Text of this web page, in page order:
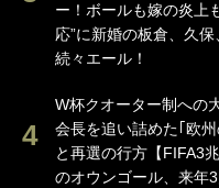
ー！ボールも嫁の炎上
応”に新婚の板倉、久
続々エール！
W杯クオーター制への
会長を追い詰めた｢欧
と再選の行方【FIFA3
のオウンゴール、来年3